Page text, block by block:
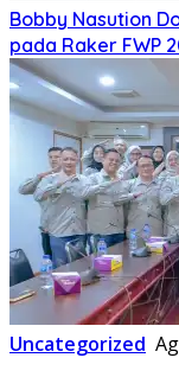
Bobby Nasution
pada Raker FWP
Uncategorized